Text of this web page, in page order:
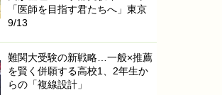
「医師を目指す君たちへ」東京
9/13
難関大受験の新戦略…一般×推薦
を賢く併願する高校1、2年生か
らの「複線設計」